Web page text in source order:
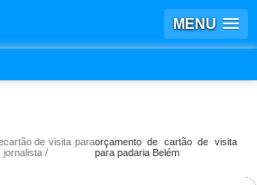
MENU
cartão de visita para
jornalista
orçamento de cartão de visita
para padaria Belém